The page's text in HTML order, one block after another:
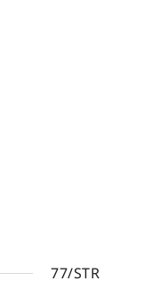
77/STR